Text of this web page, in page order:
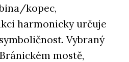
kopec,
harmonicky určuje
Vybraný
mostě,